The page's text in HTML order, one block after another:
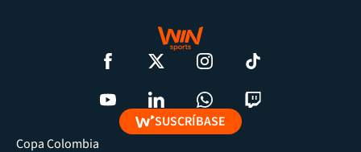
SUSCRÍBASE
Copa Colombia